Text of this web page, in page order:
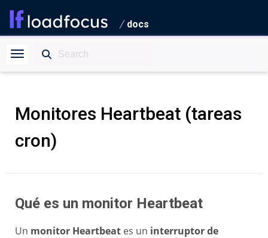
docs
Monitores Heartbeat (tareas
cron)
Qué es un monitor Heartbeat
Un monitor Heartbeat es un interruptor de